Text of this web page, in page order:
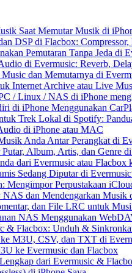
Saat Memutar Musik di
DSP di Flacbox:
Pemutaran Tanpa Jeda di
di Evermusic: Reverb,
dan Memutarnya di
Internet Archive atau Live
/ Linux / NAS di iPhone
di iPhone Menggunakan
Trek Lokal di Spotify:
di iPhone atau MAC
Anda Antar Perangkat di
Album, Artis, dan Genre
dari Evermusic atau Flacbox
Sedang Diputar di
Mengimpor Perpustakaan
dan Mendengarkan Musik
dan File LRC untuk
NAS Menggunakan
& Flacbox: Unduh &
M3U, CSV, dan TXT di
ke Evermusic dan Flacbox
dari Evermusic &